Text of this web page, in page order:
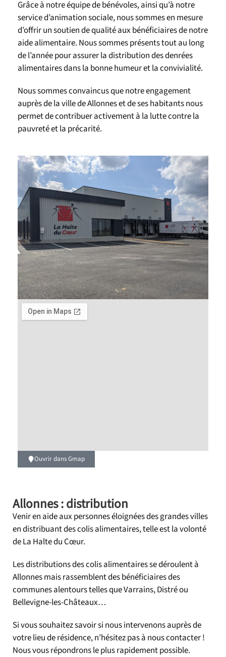
Grâce à notre équipe de bénévoles, ainsi qu’à notre
service d’animation sociale, nous sommes en mesure
d’offrir un soutien de qualité aux bénéficiaires de notre
aide alimentaire. Nous sommes présents tout au long
de l’année pour assurer la distribution des denrées
alimentaires dans la bonne humeur et la convivialité.
Nous sommes convaincus que notre engagement
auprès de la ville de Allonnes et de ses habitants nous
permet de contribuer activement à la lutte contre la
pauvreté et la précarité.
Ouvrir dans Gmap
Allonnes : distribution
Venir en aide aux personnes éloignées des grandes villes
en distribuant des colis alimentaires, telle est la volonté
de La Halte du Cœur.
Les distributions des colis alimentaires se déroulent à
Allonnes mais rassemblent des bénéficiaires des
communes alentours telles que Varrains, Distré ou
Bellevigne-les-Châteaux…
Si vous souhaitez savoir si nous intervenons auprès de
votre lieu de résidence, n’hésitez pas à nous contacter !
Nous vous répondrons le plus rapidement possible.